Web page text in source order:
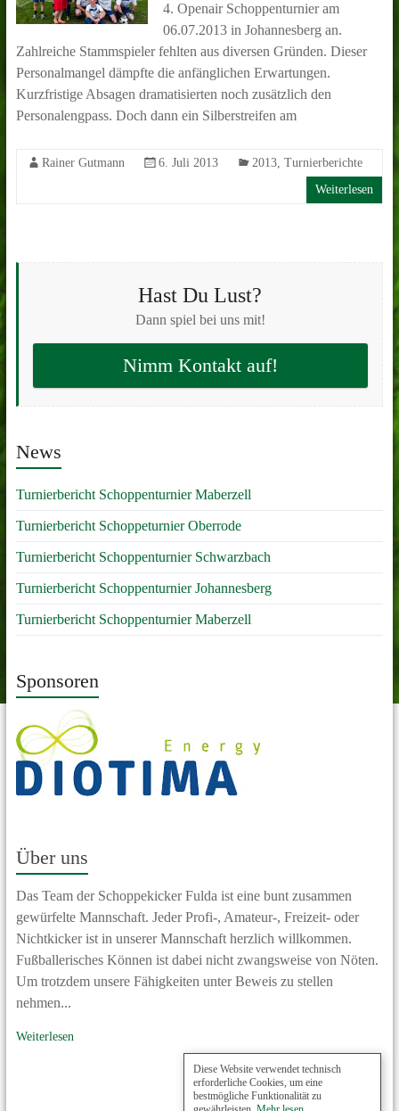
4. Openair Schoppenturnier am
06.07.2013 in Johannesberg an.
Zahlreiche Stammspieler fehlten aus diversen Gründen. Dieser
Personalmangel dämpfte die anfänglichen Erwartungen.
Kurzfristige Absagen dramatisierten noch zusätzlich den
Personalengpass. Doch dann ein Silberstreifen am
Rainer Gutmann 6. Juli 2013 2013, Turnierberichte
Weiterlesen
Hast Du Lust?
Dann spiel bei uns mit!
Nimm Kontakt auf!
News
Turnierbericht Schoppenturnier Maberzell
Turnierbericht Schoppeturnier Oberrode
Turnierbericht Schoppenturnier Schwarzbach
Turnierbericht Schoppenturnier Johannesberg
Turnierbericht Schoppenturnier Maberzell
Sponsoren
Über uns
Das Team der Schoppekicker Fulda ist eine bunt zusammen
gewürfelte Mannschaft. Jeder Profi-, Amateur-, Freizeit- oder
Nichtkicker ist in unserer Mannschaft herzlich willkommen.
Fußballerisches Können ist dabei nicht zwangsweise von Nöten.
Um trotzdem unsere Fähigkeiten unter Beweis zu stellen
nehmen...
Weiterlesen
Diese Website verwendet technisch
erforderliche Cookies, um eine
bestmögliche Funktionalität zu